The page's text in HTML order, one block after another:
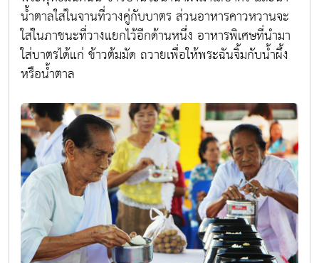
น้ำตาลใส่ในจานที่วางคู่กับบาตร ส่วนอาหารคาวหวานจะ
ใส่ในภาชนะที่วางแยกไว้อีกด้านหนึ่ง อาหารพิเศษที่นำมา
ใส่บาตรได้แก่ ข้าวต้มมัด ถวายเพื่อให้พระฉันจิ้มกับน้ำผึ้ง
หรือน้ำตาล